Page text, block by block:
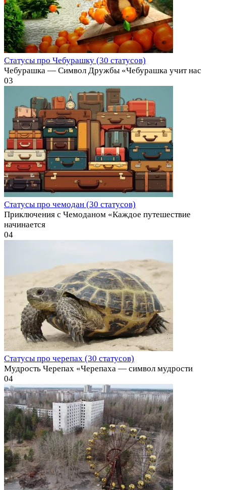
Статусы про Чебурашку (30 статусов)
Чебурашка — Символ Дружбы «Чебурашка учит нас
03
Статусы про чемодан (30 статусов)
Приключения с Чемоданом «Каждое путешествие
начинается
04
Статусы про черепах (30 статусов)
Мудрость Черепах «Черепаха — символ мудрости
04